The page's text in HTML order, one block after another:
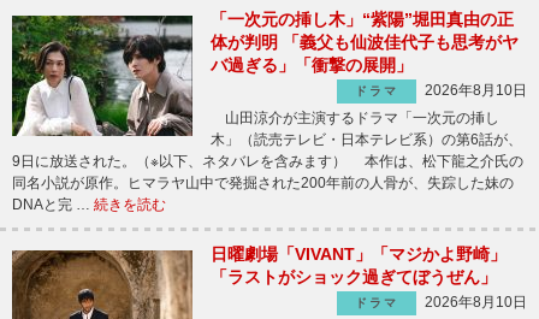
「一次元の挿し木」“紫陽”堀田真由の正
体が判明 「義父も仙波佳代子も思考がヤ
バ過ぎる」「衝撃の展開」
ドラマ
2026年8月10日
山田涼介が主演するドラマ「一次元の挿し
木」（読売テレビ・日本テレビ系）の第6話が、
9日に放送された。（※以下、ネタバレを含みます） 本作は、松下龍之介氏の
同名小説が原作。ヒマラヤ山中で発掘された200年前の人骨が、失踪した妹の
DNAと完 … 続きを読む
日曜劇場「VIVANT」「マジかよ野崎」
「ラストがショック過ぎてぼうぜん」
ドラマ
2026年8月10日